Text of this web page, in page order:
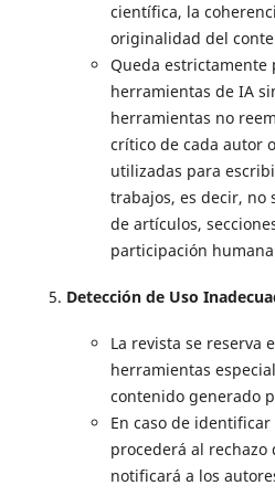
científica, la
originalidad del
Queda estrictamente
herramientas de IA
herramientas no
crítico de cada autor
utilizadas para
trabajos, es decir, no
de artículos,
participación
Detección de Uso
La revista se reserva
herramientas
contenido generado
En caso de
procederá al rechazo
notificará a los